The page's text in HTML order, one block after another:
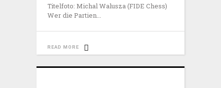
Titelfoto: Michal Walusza (FIDE Chess)
Wer die Partien
READ MORE